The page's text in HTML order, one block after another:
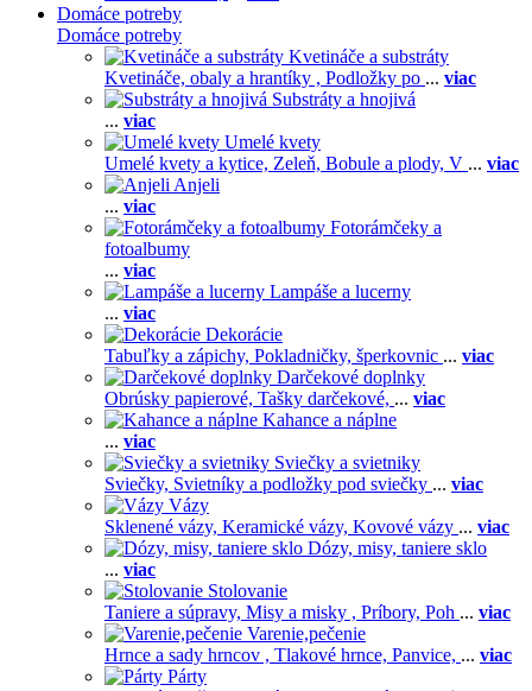
Domáce potreby
Domáce potreby
Kvetináče a substráty
Kvetináče, obaly a hrantíky , Podložky po ... viac
Substráty a hnojivá
... viac
Umelé kvety
Umelé kvety a kytice, Zeleň, Bobule a plody, V ... viac
Anjeli
... viac
Fotorámčeky a
fotoalbumy
... viac
Lampáše a lucerny
... viac
Dekorácie
Tabuľky a zápichy, Pokladničky, šperkovnic ... viac
Darčekové doplnky
Obrúsky papierové, Tašky darčekové, ... viac
Kahance a náplne
... viac
Sviečky a svietniky
Sviečky, Svietníky a podložky pod sviečky ... viac
Vázy
Sklenené vázy, Keramické vázy, Kovové vázy ... viac
Dózy, misy, taniere sklo
... viac
Stolovanie
Taniere a súpravy, Misy a misky , Príbory, Poh ... viac
Varenie,pečenie
Hrnce a sady hrncov , Tlakové hrnce, Panvice, ... viac
Párty